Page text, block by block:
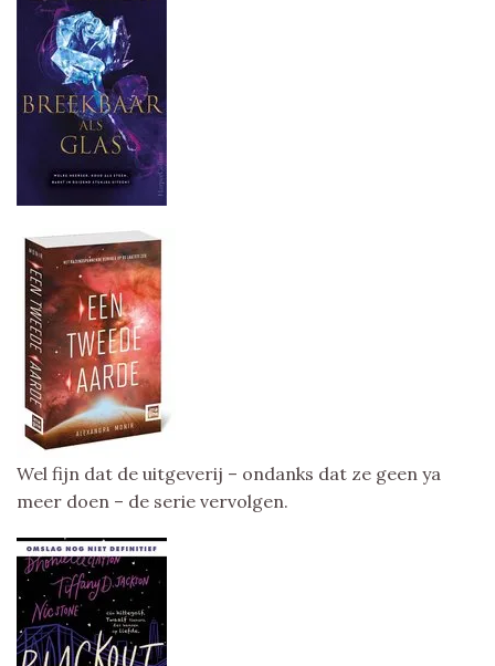
Wel fijn dat de uitgeverij – ondanks dat ze geen ya
meer doen – de serie vervolgen.